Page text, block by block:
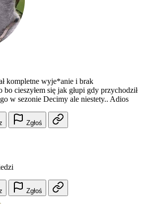
kompletne wyje*anie i brak
cieszyłem się jak głupi gdy przychodził
w sezonie Decimy ale niestety.. Adios
Zgłoś
Zgłoś